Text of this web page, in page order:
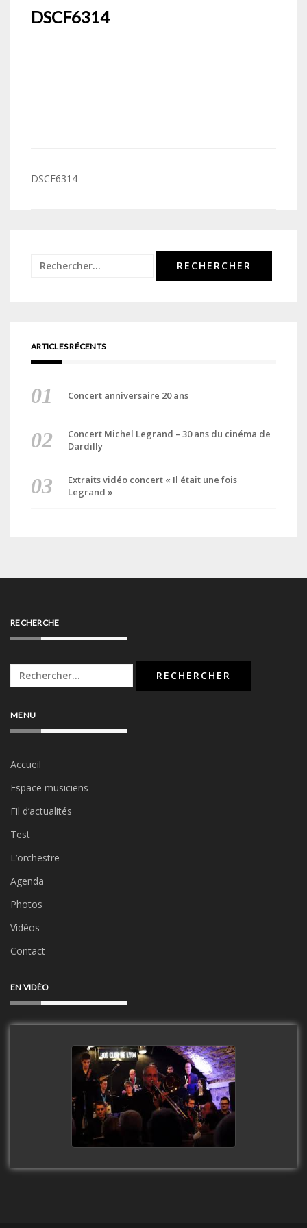
DSCF6314
Navigation
DSCF6314
Rechercher :
ARTICLES RÉCENTS
Concert anniversaire 20 ans
Concert Michel Legrand – 30 ans du cinéma de
Dardilly
Extraits vidéo concert « Il était une fois
Legrand »
RECHERCHE
Rechercher :
MENU
Accueil
Espace musiciens
Fil d’actualités
Test
L’orchestre
Agenda
Photos
Vidéos
Contact
EN VIDÉO
Clip Only Big Band 2019
watch video